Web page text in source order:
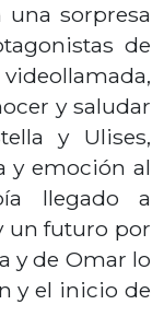
sorpresa
de
y saludar
y Ulises,
y emoción al
llegado a
un futuro por
y de Omar lo
y el inicio de